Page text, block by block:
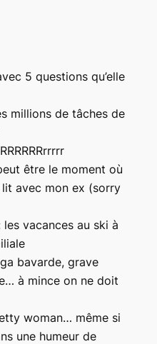
5 questions qu’elle
millions de tâches de
être le moment où
avec mon ex (sorry
les vacances au ski à
bavarde, grave
à mince on ne doit
woman… même si
une humeur de